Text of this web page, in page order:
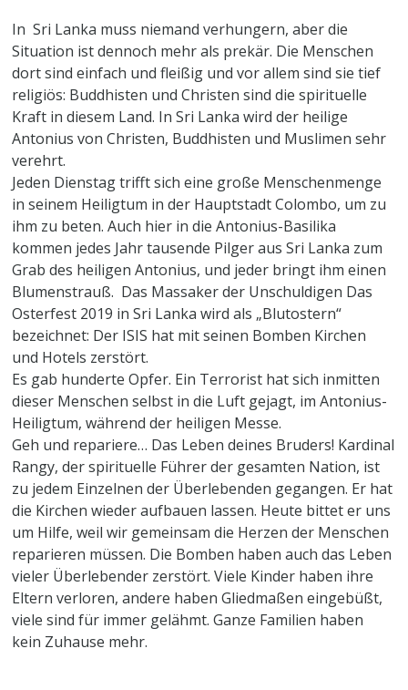
In Sri Lanka muss niemand verhungern, aber die
Situation ist dennoch mehr als prekär. Die Menschen
dort sind einfach und fleißig und vor allem sind sie tief
religiös: Buddhisten und Christen sind die spirituelle
Kraft in diesem Land. In Sri Lanka wird der heilige
Antonius von Christen, Buddhisten und Muslimen sehr
verehrt.
Jeden Dienstag trifft sich eine große Menschenmenge
in seinem Heiligtum in der Hauptstadt Colombo, um zu
ihm zu beten. Auch hier in die Antonius-Basilika
kommen jedes Jahr tausende Pilger aus Sri Lanka zum
Grab des heiligen Antonius, und jeder bringt ihm einen
Blumenstrauß. Das Massaker der Unschuldigen Das
Osterfest 2019 in Sri Lanka wird als „Blutostern“
bezeichnet: Der ISIS hat mit seinen Bomben Kirchen
und Hotels zerstört.
Es gab hunderte Opfer. Ein Terrorist hat sich inmitten
dieser Menschen selbst in die Luft gejagt, im Antonius-
Heiligtum, während der heiligen Messe.
Geh und repariere… Das Leben deines Bruders! Kardinal
Rangy, der spirituelle Führer der gesamten Nation, ist
zu jedem Einzelnen der Überlebenden gegangen. Er hat
die Kirchen wieder aufbauen lassen. Heute bittet er uns
um Hilfe, weil wir gemeinsam die Herzen der Menschen
reparieren müssen. Die Bomben haben auch das Leben
vieler Überlebender zerstört. Viele Kinder haben ihre
Eltern verloren, andere haben Gliedmaßen eingebüßt,
viele sind für immer gelähmt. Ganze Familien haben
kein Zuhause mehr.